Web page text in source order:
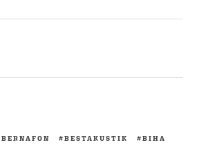
BERNAFON BESTAKUSTIK
BIHA